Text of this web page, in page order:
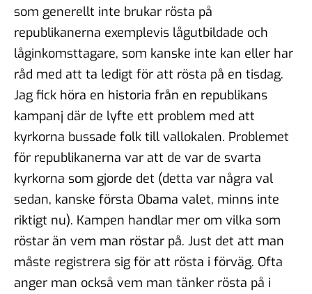
som generellt inte brukar rösta på
republikanerna exemplevis lågutbildade och
låginkomsttagare, som kanske inte kan eller har
råd med att ta ledigt för att rösta på en tisdag.
Jag fick höra en historia från en republikans
kampanj där de lyfte ett problem med att
kyrkorna bussade folk till vallokalen. Problemet
för republikanerna var att de var de svarta
kyrkorna som gjorde det (detta var några val
sedan, kanske första Obama valet, minns inte
riktigt nu). Kampen handlar mer om vilka som
röstar än vem man röstar på. Just det att man
måste registrera sig för att rösta i förväg. Ofta
anger man också vem man tänker rösta på i